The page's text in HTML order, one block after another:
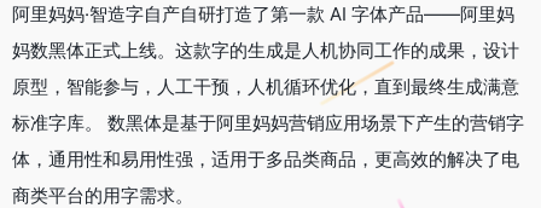
阿里妈妈·智造字自产自研打造了第一款 AI 字体产品——阿里妈
妈数黑体正式上线。这款字的生成是人机协同工作的成果，设计
原型，智能参与，人工干预，人机循环优化，直到最终生成满意
标准字库。 数黑体是基于阿里妈妈营销应用场景下产生的营销字
体，通用性和易用性强，适用于多品类商品，更高效的解决了电
商类平台的用字需求。